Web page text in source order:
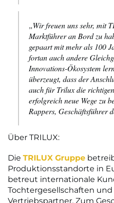
„Wir freuen uns sehr, mit
Marktführer an Bord zu
gepaart mit mehr als 100
fortan auch andere
Innovations-Ökosystem
überzeugt, dass der
auch für Trilux die
erfolgreich neue Wege zu
Rappers, Geschäftsführer
Über TRILUX:
Die TRILUX Gruppe
Produktionsstandorte in
betreut internationale
Tochtergesellschaften und
Vertriebspartner. Zum